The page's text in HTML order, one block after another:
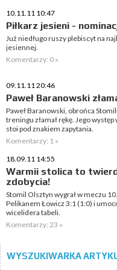
10.11.11 10:47
Piłkarz jesieni -
Już niedługo ruszy plebiscyt na
jesiennej.
Komentarzy: 0 »
09.11.11 20:46
Paweł Baranowski
Paweł Baranowski, obrońca
treningu złamał rękę. Jego występ
stoi pod znakiem zapytania.
Komentarzy: 1 »
18.09.11 14:55
Warmii stolica to
zdobycia!
Stomil Olsztyn wygrał w meczu
Pelikanem Łowicz 3:1 (1:0) i
wicelidera tabeli.
Komentarzy: 23 »
WYSZUKIWARKA